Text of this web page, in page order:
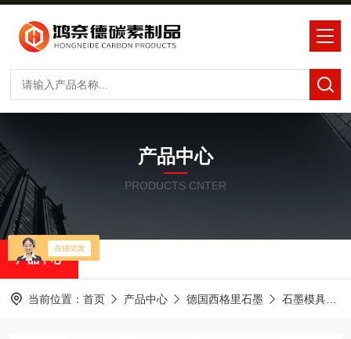
产品中心
PRODUCTS CNTER
产品中心
当前位置： 首页 产品中心 德国西格里石墨 石墨模具